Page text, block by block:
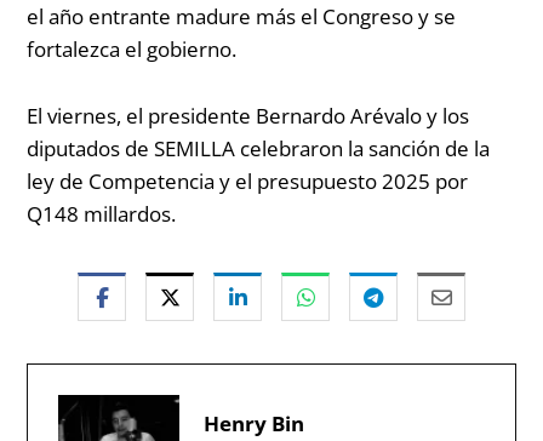
el año entrante madure más el Congreso y se
fortalezca el gobierno.
El viernes, el presidente Bernardo Arévalo y los
diputados de SEMILLA celebraron la sanción de la
ley de Competencia y el presupuesto 2025 por
Q148 millardos.
Henry Bin